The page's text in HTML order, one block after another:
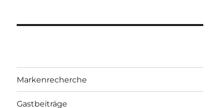
Markenrecherche
Gastbeiträge